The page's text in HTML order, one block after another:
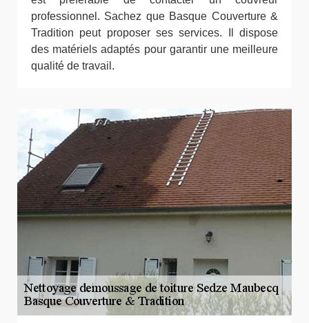
professionnel. Sachez que Basque Couverture &
Tradition peut proposer ses services. Il dispose
des matériels adaptés pour garantir une meilleure
qualité de travail.